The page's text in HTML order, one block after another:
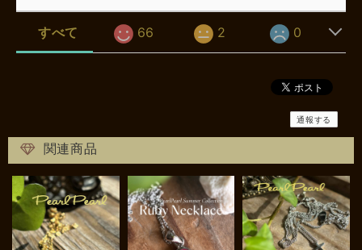
すべて 66 2 0
通報する
関連商品